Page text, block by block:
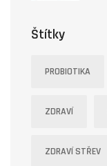
Štítky
PROBIOTIKA
ZDRAVÍ
ZDRAVÍ STŘEV